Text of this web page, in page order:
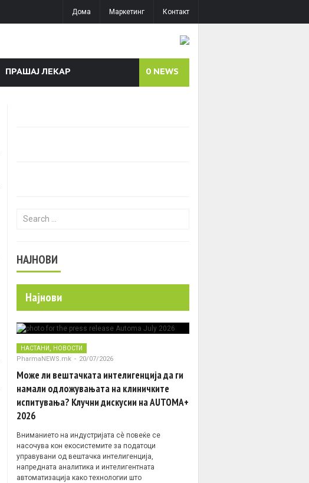
Дома Маркетинг Контакт
ПРАШАЈ ЛЕКАР 0 NEWS
Search for:
НАЈНОВИ
Најнови
НАСТАНИ НОВОСТИ
PharmaNEWS.mk - 20/07/2026
Може ли вештачката интелигенција да ги
намали одложувањата на клиничките
испитувања? Клучни дискусии на AUTOMA+
2026
Вниманието на индустријата сè повеќе се
насочува кон екосистемите за податоци
управувани од вештачка интелигенција,
напредната аналитика и интелигентната
автоматизација како технологии што